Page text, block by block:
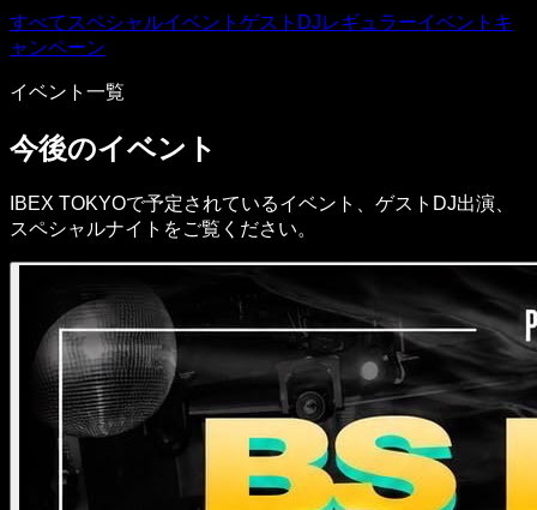
すべて スペシャルイベント ゲストDJレギュラーイベント キ
ャンペーン
イベント一覧
今後のイベント
IBEX TOKYOで予定されているイベント、ゲストDJ出演、
スペシャルナイトをご覧ください。